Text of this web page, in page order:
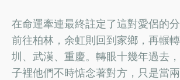
在命運牽連最終註定了這對愛侶的
前往柏林，余虹則回到家鄉，再輾
圳、武漢、重慶。轉眼十幾年過去
子裡他們不時惦念著對方，只是當